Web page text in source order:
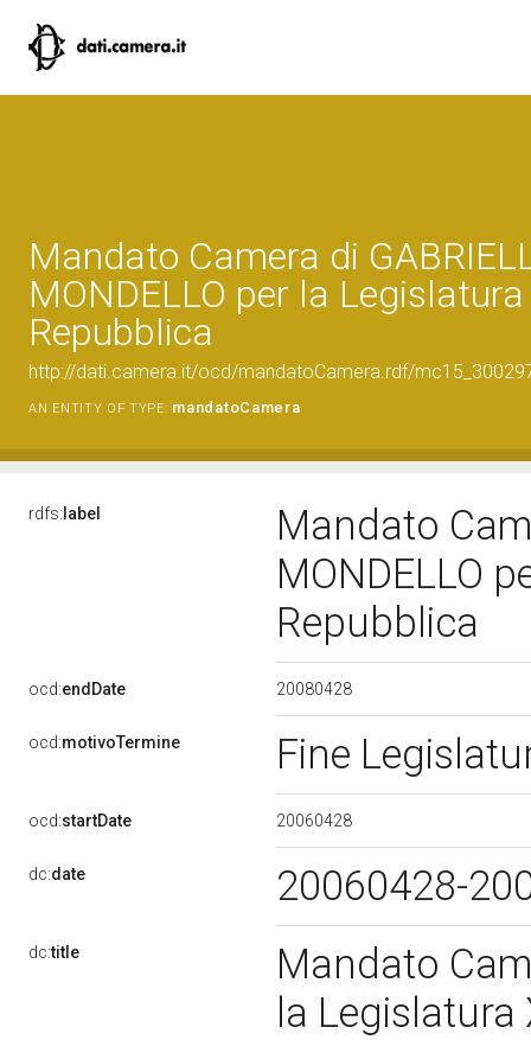
Mandato Camera di
MONDELLO per la
Repubblica
http://dati.camera.it/ocd/mandatoCamera.rdf/
AN ENTITY OF TYPE: mandatoCamera
rdfs: label
Mandato
MONDELLO
Repubblica
ocd:endDate 20080428
ocd:motivoTermine Fine
ocd:startDate 20060428
dc:date 20060428-
dc:title
Mandato
la